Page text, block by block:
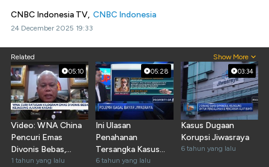
CNBC Indonesia TV, CNBC Indonesia
24 December 2025 19:33
Related Show More
05:10
Video: WNA China
Pencuri Emas
Divonis Bebas,
Kejagung Ajukan
1 tahun yang lalu
05:28
Ini Ulasan
Penahanan
Tersangka Kasus
Korupsi Jiwasraya
6 tahun yang lalu
03:34
Kasus Dugaan
Korupsi Jiwasraya
6 tahun yang lalu